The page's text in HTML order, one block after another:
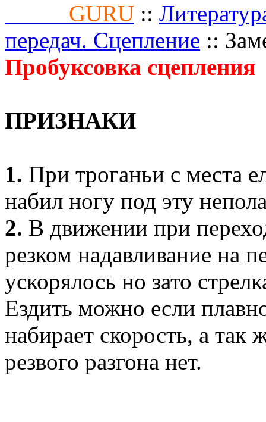
GURU ::
передач. Сцепление ::
Пробуксовка сцепления
ПРИЗНАКИ
1. При троганьи с места
набил ногу под эту
2. В движении при
резком надавливание на
ускорялось но зато
Ездить можно если
набирает скорость, а
резвого разгона нет.